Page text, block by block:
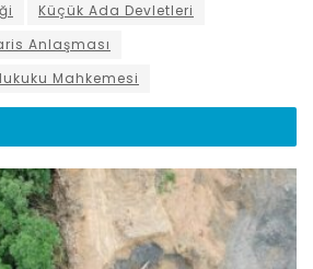
Küçük Ada Devletleri
Anlaşması
Mahkemesi